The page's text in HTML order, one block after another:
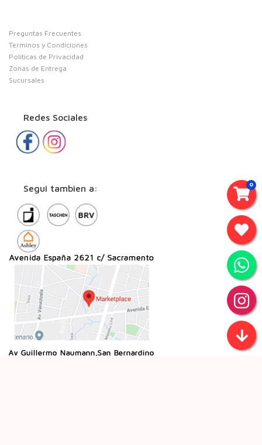
Preguntas Frecuentes
Terminos y Condiciones
Politicas de Privacidad
Zonas de Entrega
Sucursales
Redes Sociales
Segui tambien a: 0